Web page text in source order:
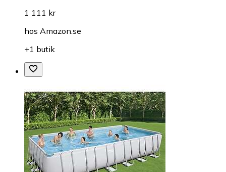
1 111 kr
hos Amazon.se
+1 butik